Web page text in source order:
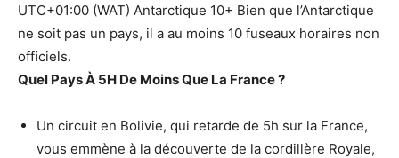
UTC+01:00 (WAT) Antarctique 10+ Bien que l’Antarctique
ne soit pas un pays, il a au moins 10 fuseaux horaires non
officiels.
Quel Pays À 5H De Moins Que La France ?
Un circuit en Bolivie, qui retarde de 5h sur la France,
vous emmène à la découverte de la cordillère Royale,